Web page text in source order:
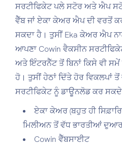
ਸਰਟੀਫਿਕੇਟ ਪਲੇ ਸਟੋਰ ਅਤੇ ਐਪ
ਵੈੱਬ ਜਾਂ ਏਕਾ ਕੇਅਰ ਐਪ ਦੀ ਵਰਤੋਂ
ਸਕਦਾ ਹੈ। ਤੁਸੀਂ Eka ਕੇਅਰ ਐਪ
ਆਪਣਾ Cowin ਵੈਕਸੀਨ
ਅਤੇ ਇੰਟਰਨੈੱਟ ਤੋਂ ਬਿਨਾਂ ਕਿਸੇ ਵੀ
ਹੋ। ਤੁਸੀਂ ਹੇਠਾਂ ਦਿੱਤੇ ਹੋਰ ਵਿਕਲਪਾਂ ਤੋਂ
ਸਰਟੀਫਿਕੇਟ ਨੂੰ ਡਾਊਨਲੋਡ ਕਰ
ਏਕਾ ਕੇਅਰ (ਬਹੁਤ ਹੀ
ਮਿਲੀਅਨ ਤੋਂ ਵੱਧ ਭਾਰਤੀਆਂ
Cowin ਵੈੱਬਸਾਈਟ